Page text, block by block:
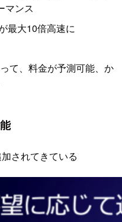
マンス
最大10倍高速に
て、料金が予測可能、か
されてきている